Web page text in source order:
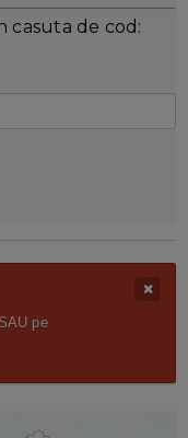
casuta de cod:
pe